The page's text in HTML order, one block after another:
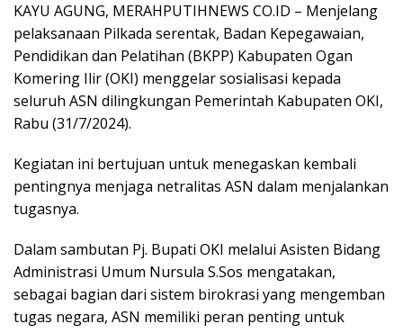
KAYU AGUNG, MERAHPUTIHNEWS CO.ID – Menjelang
pelaksanaan Pilkada serentak, Badan Kepegawaian,
Pendidikan dan Pelatihan (BKPP) Kabupaten Ogan
Komering Ilir (OKI) menggelar sosialisasi kepada
seluruh ASN dilingkungan Pemerintah Kabupaten OKI,
Rabu (31/7/2024).
Kegiatan ini bertujuan untuk menegaskan kembali
pentingnya menjaga netralitas ASN dalam menjalankan
tugasnya.
Dalam sambutan Pj. Bupati OKI melalui Asisten Bidang
Administrasi Umum Nursula S.Sos mengatakan,
sebagai bagian dari sistem birokrasi yang mengemban
tugas negara, ASN memiliki peran penting untuk